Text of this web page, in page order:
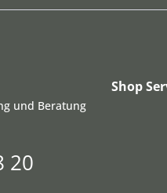
und Beratung
20
Shop